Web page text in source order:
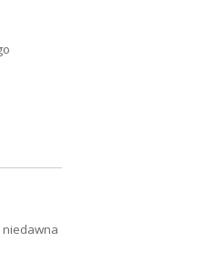
niedawna